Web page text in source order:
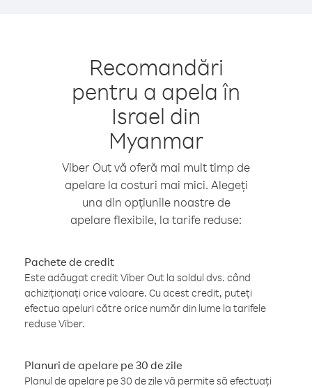
Recomandări
pentru a apela în
Israel din
Myanmar
Viber Out vă oferă mai mult timp de
apelare la costuri mai mici. Alegeți
una din opțiunile noastre de
apelare flexibile, la tarife reduse:
Pachete de credit
Este adăugat credit Viber Out la soldul dvs. când
achiziționați orice valoare. Cu acest credit, puteți
efectua apeluri către orice număr din lume la tarifele
reduse Viber.
Planuri de apelare pe 30 de zile
Planul de apelare pe 30 de zile vă permite să efectuați